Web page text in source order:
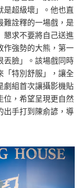
是超級壞」。他也直
難詮釋的一場戲，是
懇求不要將自己送進
作強勢的大熊，第一
丟臉」。該場戲同時
「特別舒服」，讓全
劇組首次讓攝影機貼
位，希望呈現更自然
出手打到陳俞諺，導